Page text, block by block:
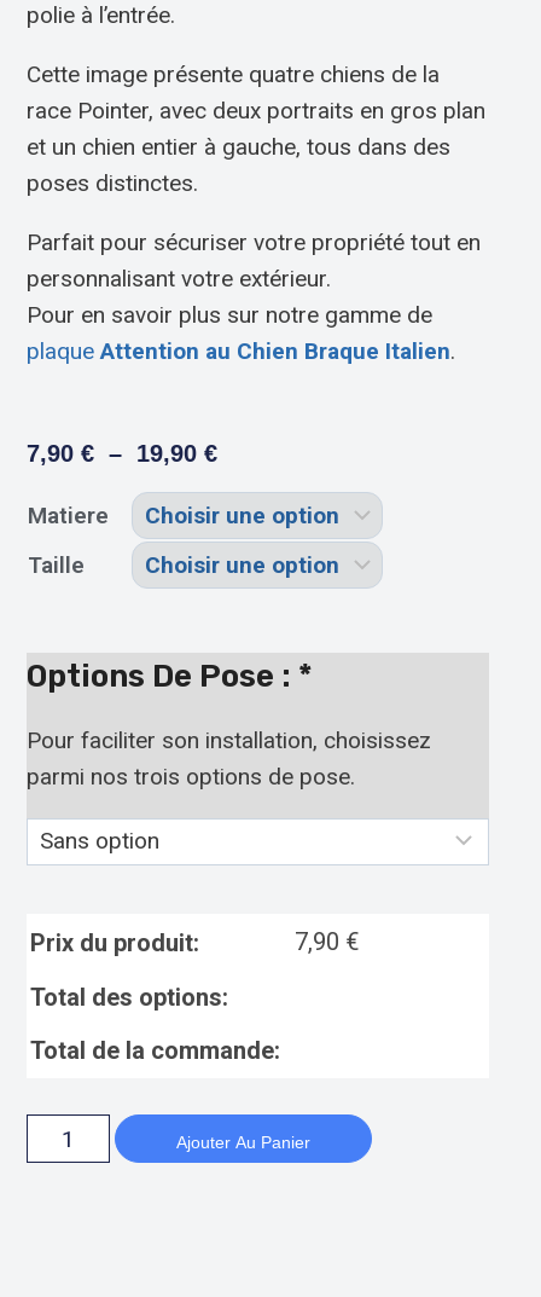
polie à l’entrée.
Cette image présente quatre chiens de la
race Pointer, avec deux portraits en gros plan
et un chien entier à gauche, tous dans des
poses distinctes.
Parfait pour sécuriser votre propriété tout en
personnalisant votre extérieur.
Pour en savoir plus sur notre gamme de
plaqueAttention au Chien Braque Italien.
7,90€ – 19,90€
Matiere
Taille
Options De Pose : *
Pour faciliter son installation, choisissez
parmi nos trois options de pose.
Prix du produit: 7,90 €
Total des options:
Total de la commande:
Ajouter Au Panier